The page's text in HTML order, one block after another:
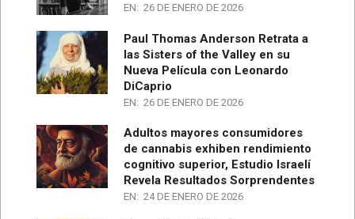
EN: 26 DE ENERO DE 2026
Paul Thomas Anderson Retrata a
las Sisters of the Valley en su
Nueva Película con Leonardo
DiCaprio
EN: 26 DE ENERO DE 2026
Adultos mayores consumidores
de cannabis exhiben rendimiento
cognitivo superior, Estudio Israelí
Revela Resultados Sorprendentes
EN: 24 DE ENERO DE 2026